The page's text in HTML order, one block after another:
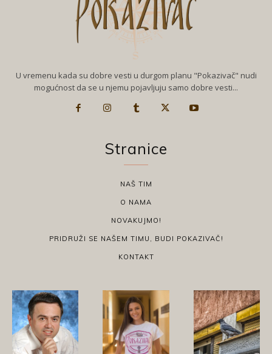
U vremenu kada su dobre vesti u durgom planu "Pokazivač" nudi
mogućnost da se u njemu pojavljuju samo dobre vesti...
Stranice
NAŠ TIM
O NAMA
NOVAKUJMO!
PRIDRUŽI SE NAŠEM TIMU, BUDI POKAZIVAČ!
KONTAKT